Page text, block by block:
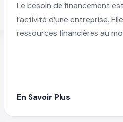
Le besoin de financement
l’activité d’une entreprise.
ressources financières au
En Savoir Plus